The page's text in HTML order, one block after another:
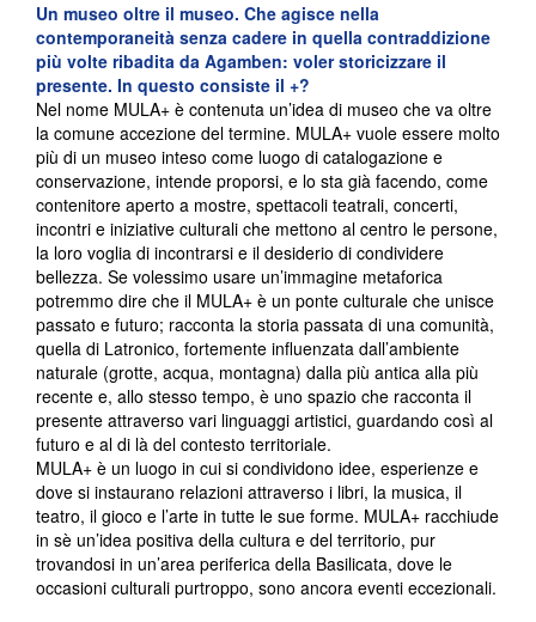
Un museo oltre il museo. Che agisce nella
contemporaneità senza cadere in quella contraddizione
più volte ribadita da Agamben: voler storicizzare il
presente. In questo consiste il +?
Nel nome MULA+ è contenuta un’idea di museo che va oltre
la comune accezione del termine. MULA+ vuole essere molto
più di un museo inteso come luogo di catalogazione e
conservazione, intende proporsi, e lo sta già facendo, come
contenitore aperto a mostre, spettacoli teatrali, concerti,
incontri e iniziative culturali che mettono al centro le persone,
la loro voglia di incontrarsi e il desiderio di condividere
bellezza. Se volessimo usare un’immagine metaforica
potremmo dire che il MULA+ è un ponte culturale che unisce
passato e futuro; racconta la storia passata di una comunità,
quella di Latronico, fortemente influenzata dall’ambiente
naturale (grotte, acqua, montagna) dalla più antica alla più
recente e, allo stesso tempo, è uno spazio che racconta il
presente attraverso vari linguaggi artistici, guardando così al
futuro e al di là del contesto territoriale.
MULA+ è un luogo in cui si condividono idee, esperienze e
dove si instaurano relazioni attraverso i libri, la musica, il
teatro, il gioco e l’arte in tutte le sue forme. MULA+ racchiude
in sè un’idea positiva della cultura e del territorio, pur
trovandosi in un’area periferica della Basilicata, dove le
occasioni culturali purtroppo, sono ancora eventi eccezionali.